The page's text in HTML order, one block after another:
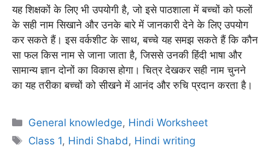
यह शिक्षकों के लिए भी उपयोगी है, जो इसे पाठशाला में बच्चों को फलों
के सही नाम सिखाने और उनके बारे में जानकारी देने के लिए उपयोग
कर सकते हैं। इस वर्कशीट के साथ, बच्चे यह समझ सकते हैं कि कौन
सा फल किस नाम से जाना जाता है, जिससे उनकी हिंदी भाषा और
सामान्य ज्ञान दोनों का विकास होगा। चित्र देखकर सही नाम चुनने
का यह तरीका बच्चों को सीखने में आनंद और रुचि प्रदान करता है।
Categories
General knowledge, Hindi Worksheet
Tags
Class 1, Hindi Shabd , Hindi writing